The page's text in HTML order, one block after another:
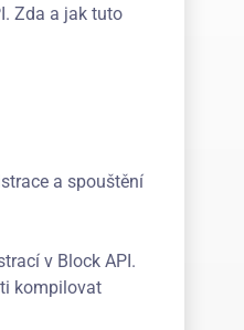
Zda a jak tuto
a spouštění
v Block API.
kompilovat